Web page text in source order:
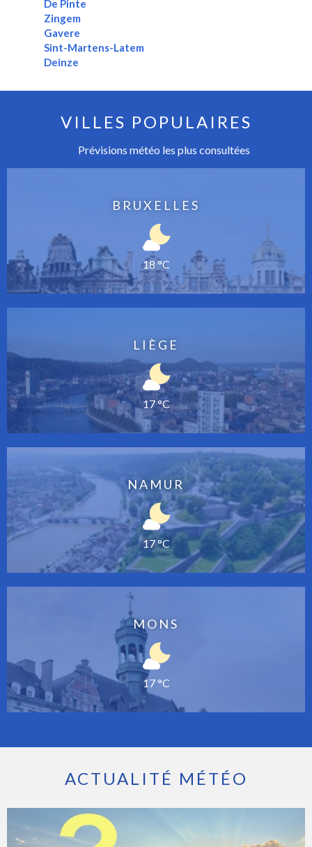
De Pinte
Zingem
Gavere
Sint-Martens-Latem
Deinze
VILLES POPULAIRES
Prévisions météo les plus consultées
BRUXELLES
18 °C
LIÈGE
17 °C
NAMUR
17 °C
MONS
17 °C
ACTUALITÉ MÉTÉO